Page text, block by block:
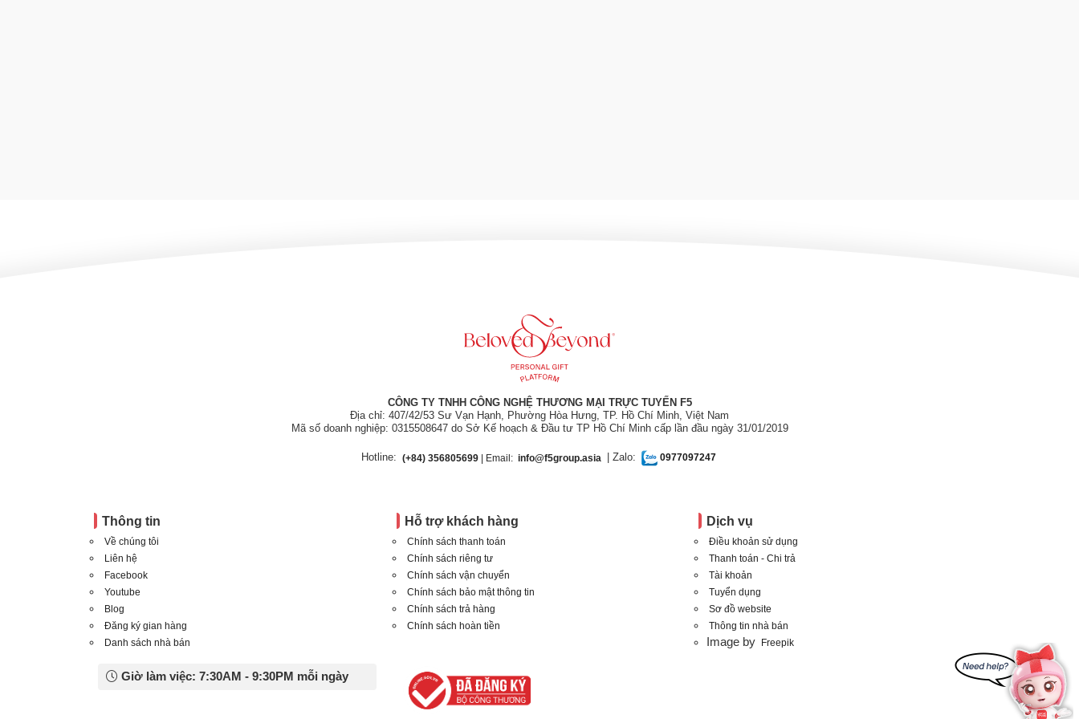
CÔNG TY TNHH CÔNG NGHỆ THƯƠNG MẠI TRỰC TUYẾN F5
Địa chỉ: 407/42/53 Sư Vạn Hạnh, Phường Hòa Hưng, TP. Hồ Chí Minh, Việt Nam
Mã số doanh nghiệp: 0315508647 do Sở Kế hoạch & Đầu tư TP Hồ Chí Minh cấp lần đầu ngày 31/01/2019
Hotline: (+84) 356805699| Email: info@f5group.asia | Zalo: 0977097247
Thông tin
Về chúng tôi
Liên hệ
Facebook
Youtube
Blog
Đăng ký gian hàng
Danh sách nhà bán
Hỗ trợ khách hàng
Chính sách thanh toán
Chính sách riêng tư
Chính sách vận chuyển
Chính sách bảo mật thông tin
Chính sách trả hàng
Chính sách hoàn tiền
Dịch vụ
Điều khoản sử dụng
Thanh toán - Chi trả
Tài khoản
Tuyển dụng
Sơ đồ website
Thông tin nhà bán
Image by Freepik
Giờ làm việc: 7:30AM - 9:30PM mỗi ngày